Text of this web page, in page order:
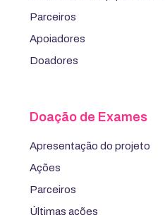
Parceiros
Apoiadores
Doadores
Doação de Exames
Apresentação do projeto
Ações
Parceiros
Últimas ações